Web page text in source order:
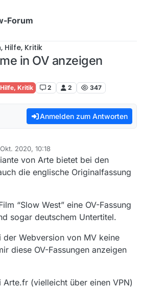
Forum
Hilfe, Kritik
in OV anzeigen
Kritik 2 2 347
Anmelden zum Antworten
2020, 10:18
von Arte bietet bei den
die englische Originalfassung
“Slow West” eine OV-Fassung
sogar deutschem Untertitel.
Webversion von MV keine
diese OV-Fassungen anzeigen
(vielleicht über einen VPN)